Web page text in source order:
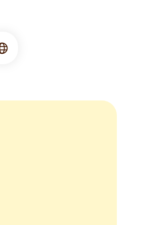
Lingua